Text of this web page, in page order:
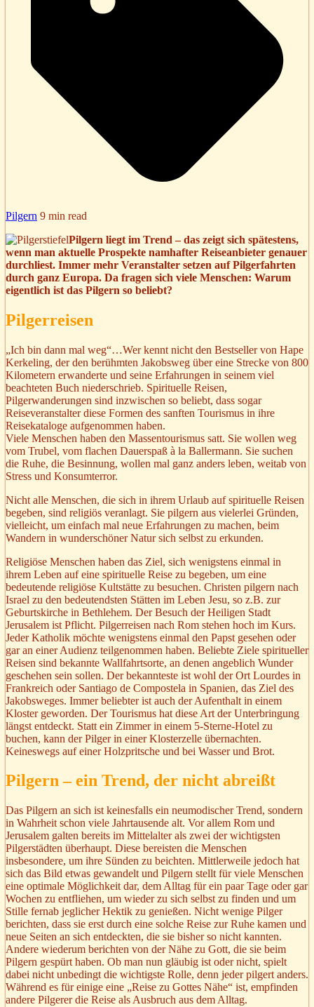
Pilgern 9 min read
Pilgern liegt im Trend – das zeigt sich spätestens,
wenn man aktuelle Prospekte namhafter Reiseanbieter genauer
durchliest. Immer mehr Veranstalter setzen auf Pilgerfahrten
durch ganz Europa. Da fragen sich viele Menschen: Warum
eigentlich ist das Pilgern so beliebt?
Pilgerreisen
„Ich bin dann mal weg“…Wer kennt nicht den Bestseller von Hape
Kerkeling, der den berühmten Jakobsweg über eine Strecke von 800
Kilometern erwanderte und seine Erfahrungen in seinem viel
beachteten Buch niederschrieb. Spirituelle Reisen,
Pilgerwanderungen sind inzwischen so beliebt, dass sogar
Reiseveranstalter diese Formen des sanften Tourismus in ihre
Reisekataloge aufgenommen haben.
Viele Menschen haben den Massentourismus satt. Sie wollen weg
vom Trubel, vom flachen Dauerspaß à la Ballermann. Sie suchen
die Ruhe, die Besinnung, wollen mal ganz anders leben, weitab von
Stress und Konsumterror.
Nicht alle Menschen, die sich in ihrem Urlaub auf spirituelle Reisen
begeben, sind religiös veranlagt. Sie pilgern aus vielerlei Gründen,
vielleicht, um einfach mal neue Erfahrungen zu machen, beim
Wandern in wunderschöner Natur sich selbst zu erkunden.
Religiöse Menschen haben das Ziel, sich wenigstens einmal in
ihrem Leben auf eine spirituelle Reise zu begeben, um eine
bedeutende religiöse Kultstätte zu besuchen. Christen pilgern nach
Israel zu den bedeutendsten Stätten im Leben Jesu, so z.B. zur
Geburtskirche in Bethlehem. Der Besuch der Heiligen Stadt
Jerusalem ist Pflicht. Pilgerreisen nach Rom stehen hoch im Kurs.
Jeder Katholik möchte wenigstens einmal den Papst gesehen oder
gar an einer Audienz teilgenommen haben. Beliebte Ziele spiritueller
Reisen sind bekannte Wallfahrtsorte, an denen angeblich Wunder
geschehen sein sollen. Der bekannteste ist wohl der Ort Lourdes in
Frankreich oder Santiago de Compostela in Spanien, das Ziel des
Jakobsweges. Immer beliebter ist auch der Aufenthalt in einem
Kloster geworden. Der Tourismus hat diese Art der Unterbringung
längst entdeckt. Statt ein Zimmer in einem 5-Sterne-Hotel zu
buchen, kann der Pilger in einer Klosterzelle übernachten.
Keineswegs auf einer Holzpritsche und bei Wasser und Brot.
Pilgern – ein Trend, der nicht abreißt
Das Pilgern an sich ist keinesfalls ein neumodischer Trend, sondern
in Wahrheit schon viele Jahrtausende alt. Vor allem Rom und
Jerusalem galten bereits im Mittelalter als zwei der wichtigsten
Pilgerstädten überhaupt. Diese bereisten die Menschen
insbesondere, um ihre Sünden zu beichten. Mittlerweile jedoch hat
sich das Bild etwas gewandelt und Pilgern stellt für viele Menschen
eine optimale Möglichkeit dar, dem Alltag für ein paar Tage oder gar
Wochen zu entfliehen, um wieder zu sich selbst zu finden und um
Stille fernab jeglicher Hektik zu genießen. Nicht wenige Pilger
berichten, dass sie erst durch eine solche Reise zur Ruhe kamen und
neue Seiten an sich entdeckten, die sie bisher so nicht kannten.
Andere wiederum berichten von der Nähe zu Gott, die sie beim
Pilgern gespürt haben. Ob man nun gläubig ist oder nicht, spielt
dabei nicht unbedingt die wichtigste Rolle, denn jeder pilgert anders.
Während es für einige eine „Reise zu Gottes Nähe“ ist, empfinden
andere Pilgerer die Reise als Ausbruch aus dem Alltag.